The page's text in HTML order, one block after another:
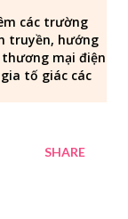
các trường
truyền, hướng
mại điện
tố giác các
SHARE